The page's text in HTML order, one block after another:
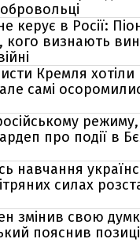
керує в Росії:
кого визнають
Кремля хотіли
самі
режиму,
про події в
навчання
силах
змінив свою
пояснив